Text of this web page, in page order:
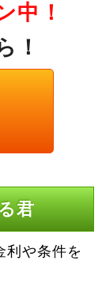
中！
！
君
利や条件を